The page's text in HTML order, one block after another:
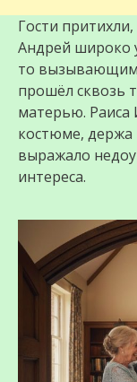
Гости
Андрей широко
то вызывающим
прошёл сквозь
матерью. Раиса
костюме, держа
выражало
интереса.